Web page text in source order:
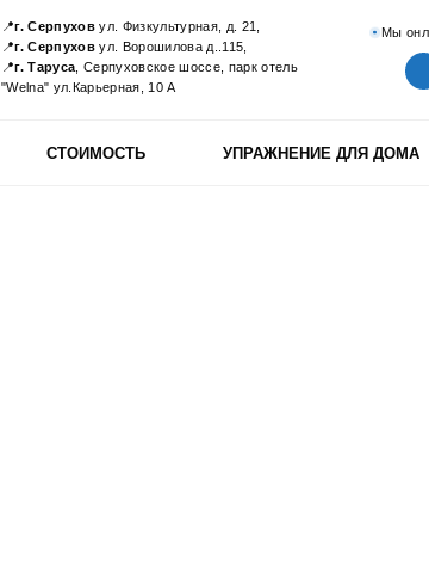
📍г. Серпухов ул. Физкультурная, д. 21,
📍г. Серпухов ул. Ворошилова д..115,
📍г. Таруса , Серпуховское шоссе, парк отель
"Welna" ул.Карьерная, 10 А
Мы
СТОИМОСТЬ УПРАЖНЕНИЕ ДЛЯ ДОМА